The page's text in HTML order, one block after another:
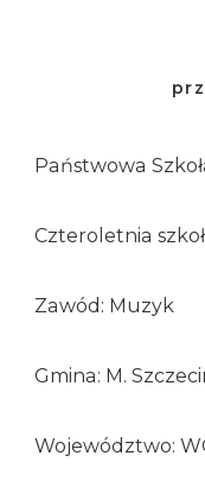
Państwowa
Czteroletnia
Zawód: Muzyk
Gmina: M.
Województwo: